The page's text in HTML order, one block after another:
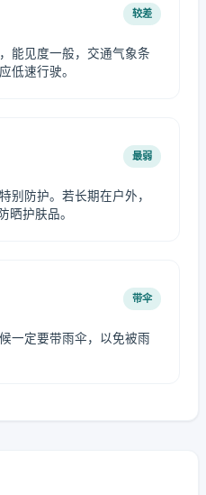
较差
能见度一般，交通气象条
低速行驶。
最弱
别防护。若长期在户外，
晒护肤品。
带伞
一定要带雨伞，以免被雨